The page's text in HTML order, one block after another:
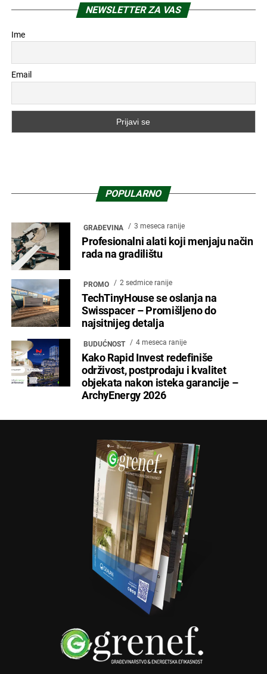
NEWSLETTER ZA VAS
Ime
Email
POPULARNO
GRAĐEVINA 3 meseca ranije
Profesionalni alati koji menjaju način
rada na gradilištu
PROMO 2 sedmice ranije
TechTinyHouse se oslanja na
Swisspacer – Promišljeno do
najsitnijeg detalja
BUDUĆNOST 4 meseca ranije
Kako Rapid Invest redefiniše
održivost, postprodaju i kvalitet
objekata nakon isteka garancije –
ArchyEnergy 2026